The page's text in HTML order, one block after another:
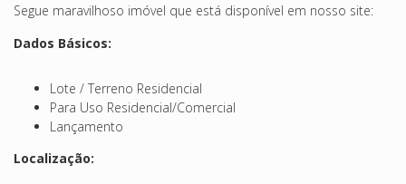
Segue maravilhoso imóvel que está disponível em nosso site:
Dados Básicos:
Lote / Terreno Residencial
Para Uso Residencial/Comercial
Lançamento
Localização: